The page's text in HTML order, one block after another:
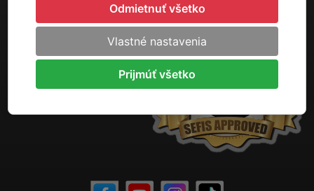
Odmietnuť všetko
Vlastné nastavenia
Prijmúť všetko